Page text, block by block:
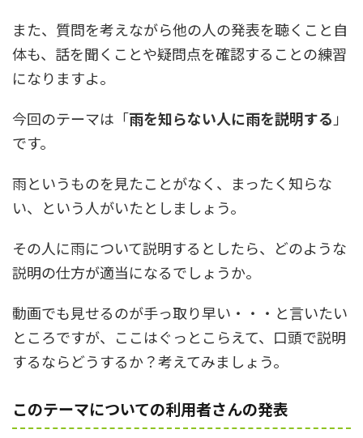
また、質問を考えながら他の人の発表を聴くこと自
体も、話を聞くことや疑問点を確認することの練習
になりますよ。
今回のテーマは「雨を知らない人に雨を説明する 」
です。
雨というものを見たことがなく、まったく知らな
い、という人がいたとしましょう。
その人に雨について説明するとしたら、どのような
説明の仕方が適当になるでしょうか。
動画でも見せるのが手っ取り早い・・・と言いたい
ところですが、ここはぐっとこらえて、口頭で説明
するならどうするか？考えてみましょう。
このテーマについての利用者さんの発表